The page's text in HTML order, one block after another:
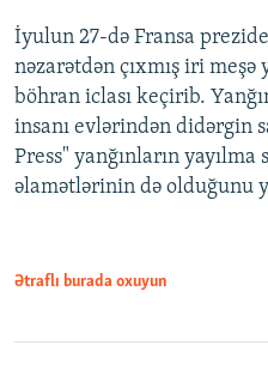
İyulun 27-də Fransa
nəzarətdən çıxmış iri meşə
böhran iclası keçirib.
insanı evlərindən didərgin
Press" yanğınların yayılma
əlamətlərinin də olduğunu
Ətraflı burada oxuyun